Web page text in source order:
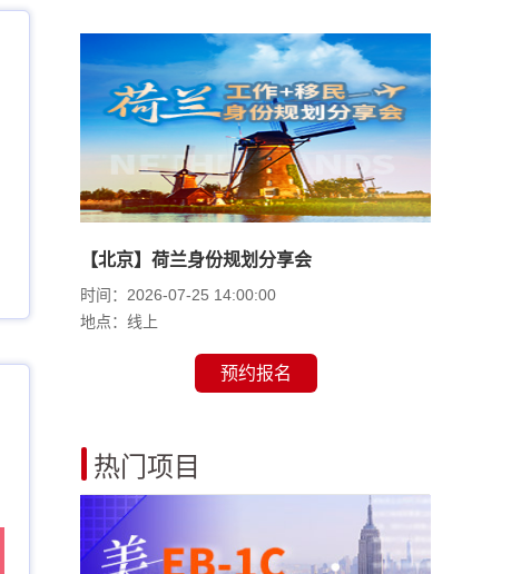
【北京】荷兰身份规划分享会
时间：2026-07-25 14:00:00
地点：线上
预约报名
热门项目